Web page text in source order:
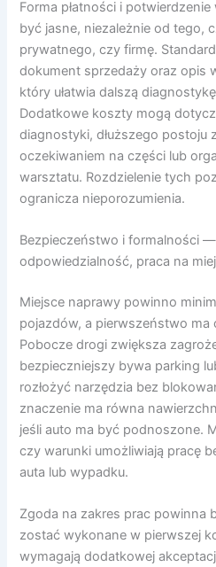
Forma płatności i
być jasne, niezależnie od tego,
prywatnego, czy firmę.
dokument sprzedaży oraz opis
który ułatwia dalszą
Dodatkowe koszty mogą
diagnostyki, dłuższego postoju
oczekiwaniem na części lub
warsztatu. Rozdzielenie tych
ogranicza nieporozumienia.
Bezpieczeństwo i formalności
odpowiedzialność, praca na
Miejsce naprawy powinno
pojazdów, a pierwszeństwo ma
Pobocze drogi zwiększa
bezpieczniejszy bywa parking
rozłożyć narzędzia bez
znaczenie ma równa
jeśli auto ma być podnoszone.
czy warunki umożliwiają pracę
auta lub wypadku.
Zgoda na zakres prac powinna
zostać wykonane w pierwszej
wymagają dodatkowej